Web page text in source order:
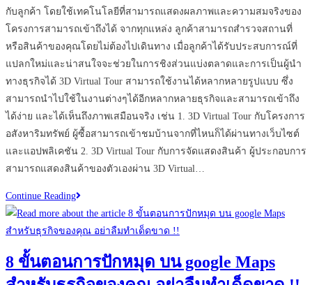
กับลูกค้า โดยใช้เทคโนโลยีที่สามารถแสดงผลภาพและความสมจริงของ
โครงการสามารถเข้าถึงได้ จากทุกแหล่ง ลูกค้าสามารถสำรวจสถานที่
หรือสินค้าของคุณโดยไม่ต้องไปเดินทาง เมื่อลูกค้าได้รับประสบการณ์ที่
แปลกใหม่และน่าสนใจจะช่วยในการชิงส่วนแบ่งตลาดและการเป็นผู้นำ
ทางธุรกิจได้ 3D Virtual Tour สามารถใช้งานได้หลากหลายรูปแบบ ซึ่ง
สามารถนำไปใช้ในงานต่างๆได้อีกหลากหลายธุรกิจและสามารถเข้าถึง
ได้ง่าย และได้เห็นถึงภาพเสมือนจริง เช่น 1. 3D Virtual Tour กับโครงการ
อสังหาริมทรัพย์ ผู้ซื้อสามารถเข้าชมบ้านจากที่ไหนก็ได้ผ่านทางเว็บไซต์
และแอปพลิเคชัน 2. 3D Virtual Tour กับการจัดแสดงสินค้า ผู้ประกอบการ
สามารถแสดงสินค้าของตัวเองผ่าน 3D Virtual…
Continue Readingมี
ธุรกิจ
ไหน
ที่
จำเป็น
8 ขั้นตอนการปักหมุด บน google Maps